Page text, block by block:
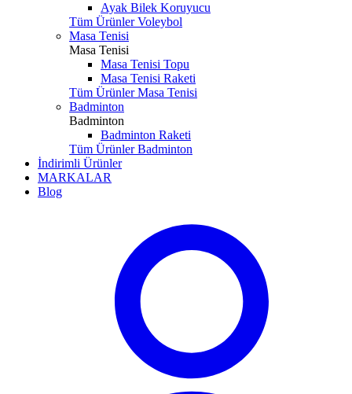
Ayak Bilek Koruyucu
Tüm Ürünler Voleybol
Masa Tenisi
Masa Tenisi
Masa Tenisi Topu
Masa Tenisi Raketi
Tüm Ürünler Masa Tenisi
Badminton
Badminton
Badminton Raketi
Tüm Ürünler Badminton
İndirimli Ürünler
MARKALAR
Blog